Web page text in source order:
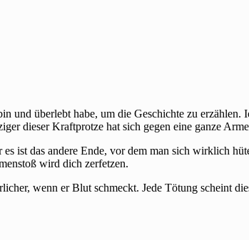
und überlebt habe, um die Geschichte zu
dieser Kraftprotze hat sich gegen eine ganze
ist das andere Ende, vor dem man sich wirklich
wird dich zerfetzen.
wenn er Blut schmeckt. Jede Tötung scheint